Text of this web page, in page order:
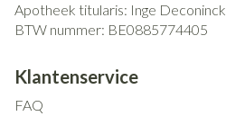
Apotheek titularis: Inge Deconinck
BTW nummer: BE0885774405
Klantenservice
FAQ